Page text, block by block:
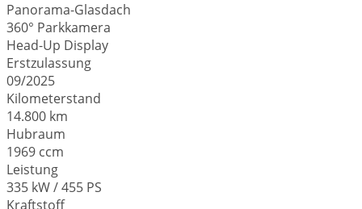
Panorama-Glasdach
360° Parkkamera
Head-Up Display
Erstzulassung
09/2025
Kilometerstand
14.800 km
Hubraum
1969 ccm
Leistung
335 kW / 455 PS
Kraftstoff